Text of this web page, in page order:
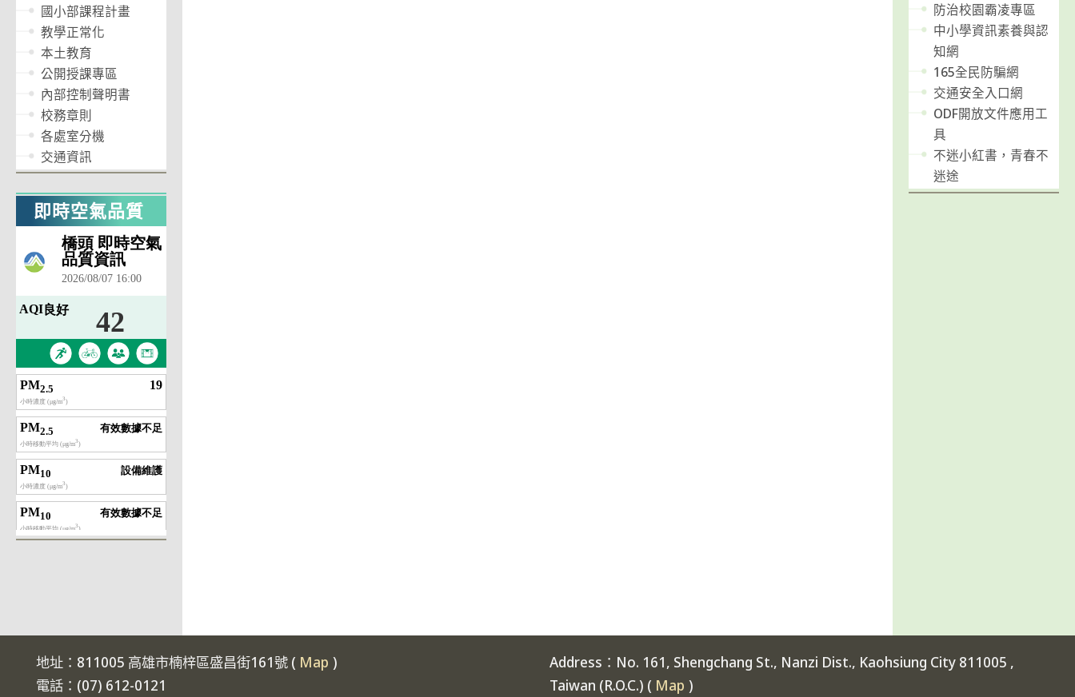
國小部課程計畫
教學正常化
本土教育
公開授課專區
內部控制聲明書
校務章則
各處室分機
交通資訊
即時空氣品質
防治校園霸凌專區
中小學資訊素養與認
知網
165全民防騙網
交通安全入口網
ODF開放文件應用工
具
不迷小紅書，青春不
迷途
地址：811005 高雄市楠梓區盛昌街161號 ( Map )
電話：(07) 612-0121
Address：No. 161, Shengchang St., Nanzi Dist., Kaohsiung City 811005 ,
Taiwan (R.O.C.) ( Map )